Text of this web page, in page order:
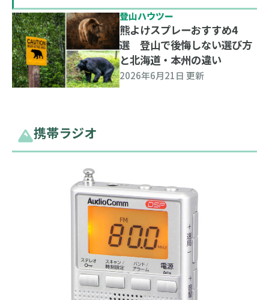
登山ハウツー
熊よけスプレーおすすめ4
選 登山で後悔しない選び方
と北海道・本州の違い
2026年6月21日 更新
携帯ラジオ